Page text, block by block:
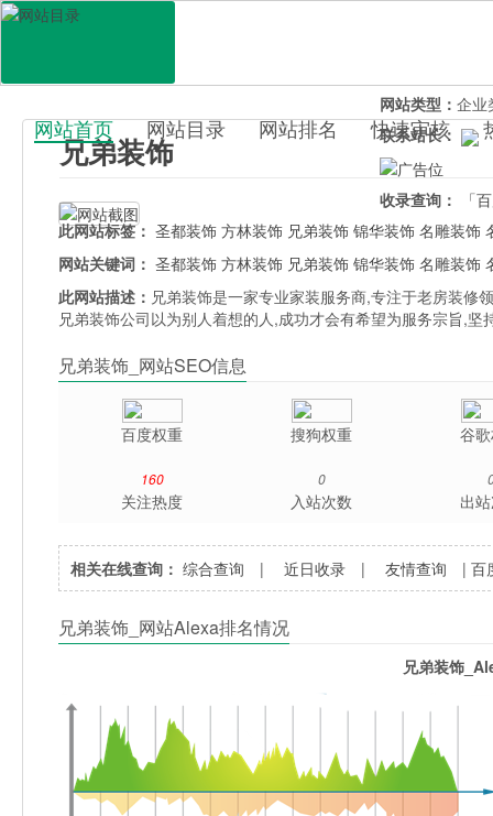
百科目录
网站首页 网站目录 网站排名 快速审核
兄弟装饰
网站类型： 企业
联系站长：
收录查询：
「
此网站标签： 圣都装饰 方林装饰 兄弟装饰 锦华装饰 名雕装饰
网站关键词： 圣都装饰 方林装饰 兄弟装饰 锦华装饰 名雕装饰
此网站描述： 兄弟装饰是一家专业家装服务商,专注于老房装修
兄弟装饰公司以为别人着想的人,成功才会有希望为服务宗旨,
兄弟装饰_网站SEO信息
百度权重 搜狗权重 谷
160
关注热度
0
入站次数 出
相关在线查询： 综合查询 |近日收录 |友情查询 |百
兄弟装饰_网站Alexa排名情况
兄弟装饰